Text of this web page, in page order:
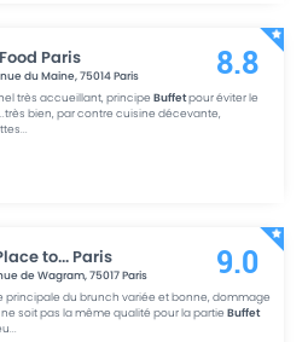
Paris
du Maine,75014Paris
très accueillant, principeBuffetpour éviter le
bien, par contre cuisine décevante,
...
8.8
to... Paris
de Wagram,75017Paris
principale du brunch variée et bonne, dommage
soit pas la même qualité pour la partieBuffet
...
9.0